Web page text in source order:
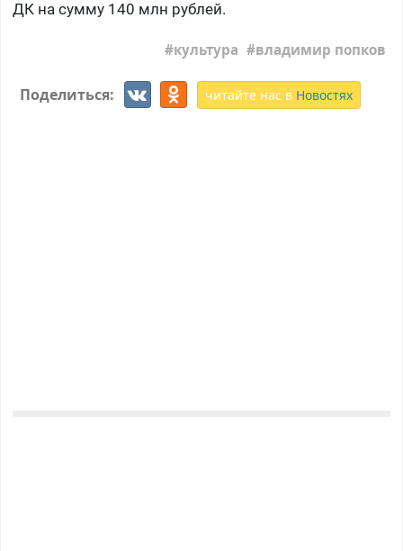
ДК на сумму 140 млн рублей.
культура владимир попков
Поделиться: читайте нас в Новостях